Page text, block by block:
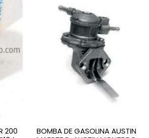
200
BOMBA DE GASOLINA AUSTIN